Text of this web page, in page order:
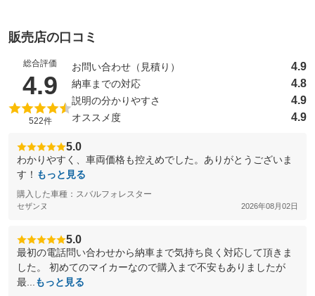
販売店の口コミ
総合評価
4.9 （5点満点中）
522件
お問い合わせ（見積り） 4.9
納車までの対応 4.8
説明の分かりやすさ 4.9
オススメ度 4.9
5.0
わかりやすく、車両価格も控えめでした。ありがとうございま
す！ もっと見る
購入した車種：スバルフォレスター
セザンヌ 2026年08月02日
5.0
最初の電話問い合わせから納車まで気持ち良く対応して頂きま
した。 初めてのマイカーなので購入まで不安もありましたが
最...
もっと見る